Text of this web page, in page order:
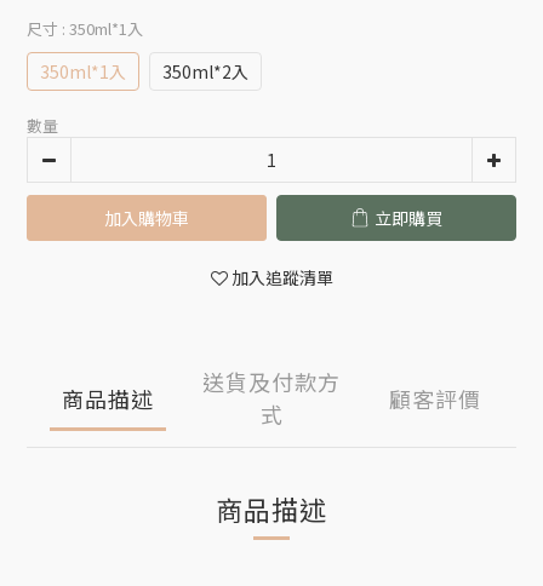
尺寸 : 350ml*1入
350ml*1入 350ml*2入
數量
加入購物車 立即購買
加入追蹤清單
商品描述
送貨及付款方
式
顧客評價
商品描述